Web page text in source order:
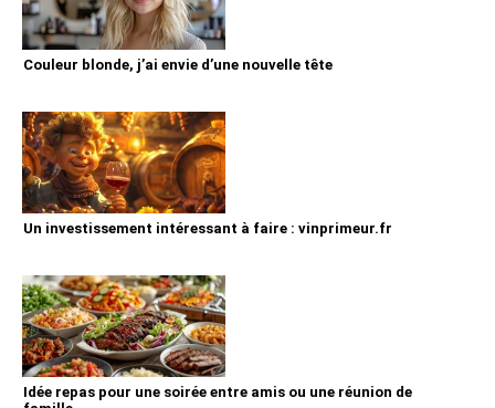
Couleur blonde, j’ai envie d’une nouvelle tête
Un investissement intéressant à faire : vinprimeur.fr
Idée repas pour une soirée entre amis ou une réunion de